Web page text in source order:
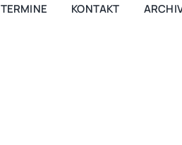
TERMINE KONTAKT